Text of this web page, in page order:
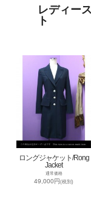
レディー
ト
ロングジャケット/Rong
Jacket
通常価格
49,000円(税別)